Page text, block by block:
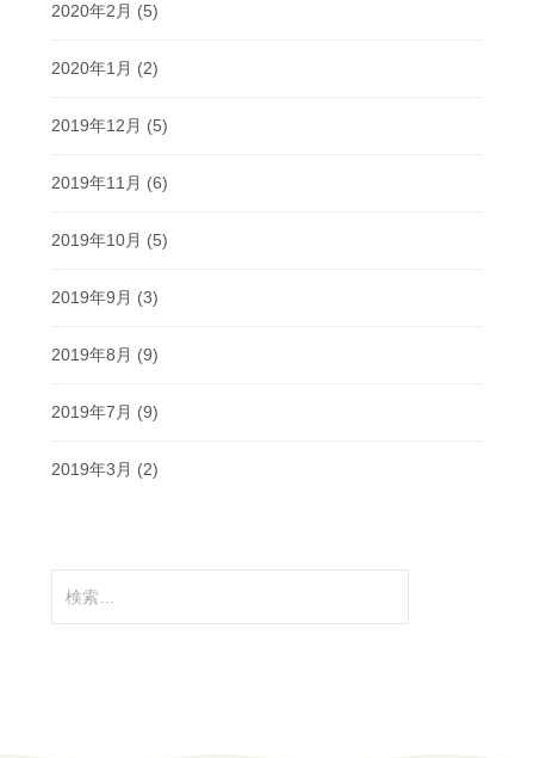
2020年2月 (5)
2020年1月 (2)
2019年12月 (5)
2019年11月 (6)
2019年10月 (5)
2019年9月 (3)
2019年8月 (9)
2019年7月 (9)
2019年3月 (2)
索: